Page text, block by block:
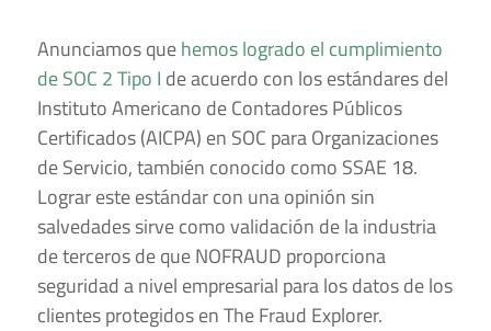
Anunciamos quehemos logrado el cumplimiento
de SOC 2 Tipo I de acuerdo con los estándares del
Instituto Americano de Contadores Públicos
Certificados (AICPA) en SOC para Organizaciones
de Servicio, también conocido como SSAE 18.
Lograr este estándar con una opinión sin
salvedades sirve como validación de la industria
de terceros de que NOFRAUD proporciona
seguridad a nivel empresarial para los datos de los
clientes protegidos en The Fraud Explorer.